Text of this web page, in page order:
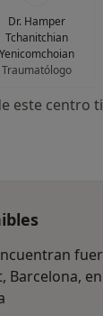
Dr. Hamper
Tchanitchian
Yenicomchoian
Traumatólogo
Barcelona,